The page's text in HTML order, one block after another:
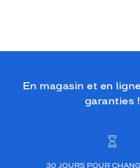
En magasin et en
garanties !
30 JOURS POUR